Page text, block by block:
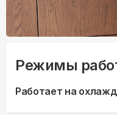
Режимы
Работает на